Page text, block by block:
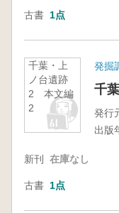
古書 1点
千葉・上
ノ台遺跡
2 本文編
2
発掘
千
発行
出版
新刊 在庫なし
古書 1点